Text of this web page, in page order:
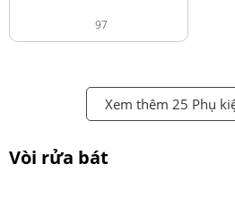
97
Xem thêm 25 Phụ
Vòi rửa bát